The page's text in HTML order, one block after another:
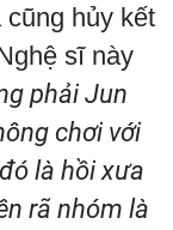
hủy kết
sĩ này
phải Jun
chơi với
là hồi xưa
rã nhóm là